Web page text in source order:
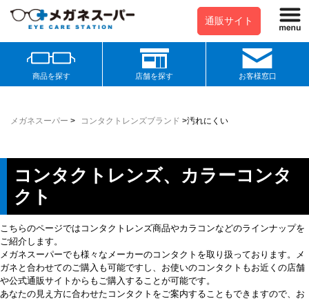
通販サイト
商品を探す 店舗を探す お客様窓口
メガネスーパー > コンタクトレンズブランド >汚れにくい
コンタクトレンズ、カラーコンタ
クト
こちらのページではコンタクトレンズ商品やカラコンなどのラインナップを
ご紹介します。
メガネスーパーでも様々なメーカーのコンタクトを取り扱っております。メ
ガネと合わせてのご購入も可能ですし、お使いのコンタクトもお近くの店舗
や公式通販サイトからもご購入することが可能です。
あなたの見え方に合わせたコンタクトをご案内することもできますので、お